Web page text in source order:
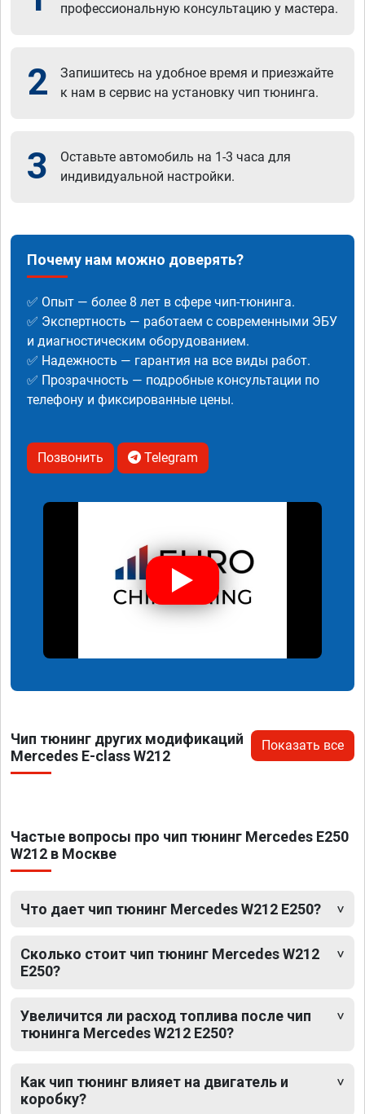
профессиональную консультацию у мастера.
2
Запишитесь на удобное время и приезжайте
к нам в сервис на установку чип тюнинга.
3
Оставьте автомобиль на 1-3 часа для
индивидуальной настройки.
Почему нам можно доверять?
✅ Опыт — более 8 лет в сфере чип-тюнинга.
✅ Экспертность — работаем с современными ЭБУ
и диагностическим оборудованием.
✅ Надежность — гарантия на все виды работ.
✅ Прозрачность — подробные консультации по
телефону и фиксированные цены.
Позвонить Telegram
Чип тюнинг других модификаций
Mercedes E-class W212
Показать все
Частые вопросы про чип тюнинг Mercedes E250
W212 в Москве
Что дает чип тюнинг Mercedes W212 E250?
Сколько стоит чип тюнинг Mercedes W212
E250?
Увеличится ли расход топлива после чип
тюнинга Mercedes W212 E250?
Как чип тюнинг влияет на двигатель и
коробку?